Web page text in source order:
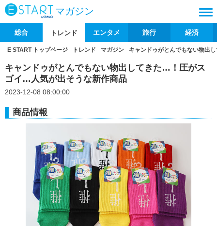
マガジン
総合 トレンド エンタメ 旅行 経済
E START トップページ トレンド マガジン キャンドゥがとんでもない物出
キャンドゥがとんでもない物出してきた…！圧がス
ゴイ…人気が出そうな新作商品
2023-12-08 08:00:00
商品情報